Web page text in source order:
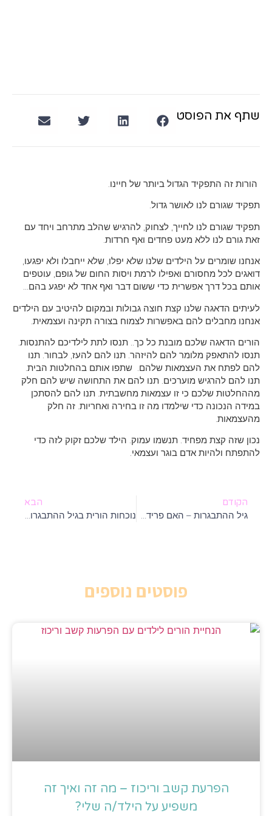
שתף את הפוסט
הורות זה התפקיד הגדול ביותר של חיינו.
תפקיד שגורם לנו לאושר גדול.
תפקיד שגורם לנו לחייך, לצחוק, להרגיש שהלב מתרחב ויחד עם
זאת גורם לנו ללא מעט פחדים ואף חרדות.
אנחנו שומרים על הילדים שלנו שלא יפלו, שלא ייחבלו ולא יפגעו,
דואגים לכל מחסורם ואפילו לרמת ויסות החום של גופם, עוטפים
אותם בכל דרך אפשרית כדי ששום דבר ואף אחד לא יפגע בהם…
לעיתים הדאגה שלנו קצת חוצה גבולות ובמקום להיטיב עם הילדים
אנחנו מחבלים להם באפשרות לצמוח בצורה תקינה ועצמאית.
הורים הדאגה שלכם מובנת כל כך.. תנסו לתת לילדיכם להתנסות.
תנסו להתאפק מלומר להם להיזהר. תנו להם להעז, לבחור. תנו
להם לפתח את העצמאות שלהם. שתפו אותם בהחלטות הבית.
תנו להם להרגיש מוערכים. תנו להם את התחושה שיש להם חלק
מההחלטות שלכם כי זו עצמאות מחשבתית. תנו להם להסתכן
במידה הנכונה כדי שילמדו מה זו בחירה ואחריות. זה חלק
מהעצמאות.
נכון שזה קצת מפחיד. תנשמו עמוק. הילד שלכם זקוק לזה כדי
להתפתח ולהיות אדם בוגר ועצמאי.
הקודם הבא
פוסטים נוספים
הפרעת קשב וריכוז – מה זה ואיך זה
משפיע על הילד/ה שלי?